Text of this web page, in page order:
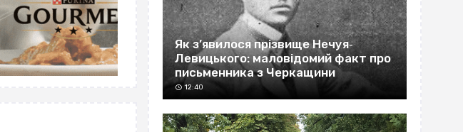
Як з’явилося прізвище Нечуя‐
Левицького: маловідомий факт про
письменника з Черкащини
12:40